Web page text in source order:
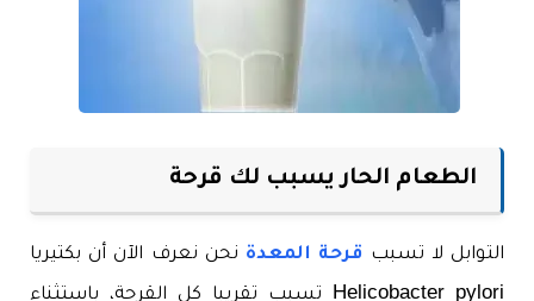
الطعام الحار يسبب لك قرحة
التوابل لا تسبب قرحة المعدة نحن نعرف الآن أن بكتيريا
Helicobacter pylori تسبب تقريبا كل القرحة، باستثناء